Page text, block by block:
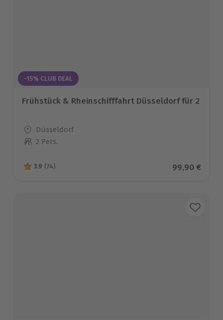
-15% CLUB DEAL
Frühstück & Rheinschifffahrt Düsseldorf für 2
Standort
Düsseldorf
Anzahl der Teilnehmer
2 Pers.
3.9 von 5 Sternen basierend auf 74 Bewertungen
3.9 (74) Aktueller
99,90 €